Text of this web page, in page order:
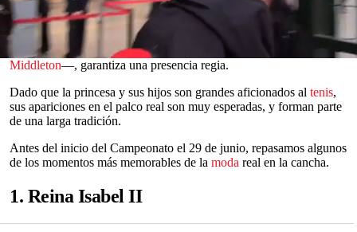
seconds
La
sólida vinculación de la familia realcon el torneo , afianzada por
el patrocinio de la difunta
reina IsabelII de
inglés All England Lawn Tennis and Croquet Club (AELTC) en
1952 —un papel que ahora desempeña la
princesa de Gales, Kate
Middleton—, garantiza una presencia regia.
Dado que la princesa y sus hijos son grandes aficionados al tenis,
sus apariciones en el palco real son muy esperadas, y forman parte
de una larga tradición.
Antes del inicio del Campeonato el 29 de junio, repasamos algunos
de los momentos más memorables de la moda real en la cancha.
1. Reina Isabel II